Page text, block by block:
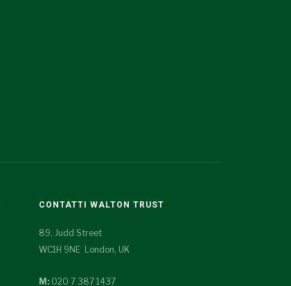
CONTATTI WALTON TRUST
89, Judd Street
WC1H 9NE London, UK
M:020 7 387 1437